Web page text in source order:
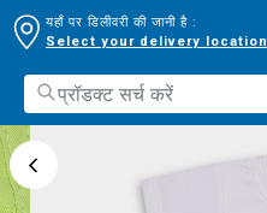
यहाँ पर डिलीवरी की जानी है :
Select your delivery location